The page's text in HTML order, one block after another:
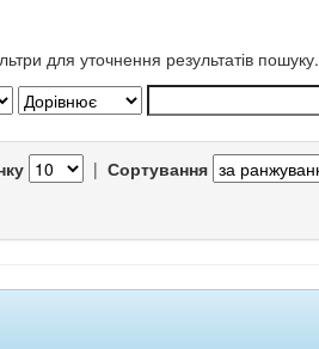
для уточнення результатів пошуку.
| Сортування